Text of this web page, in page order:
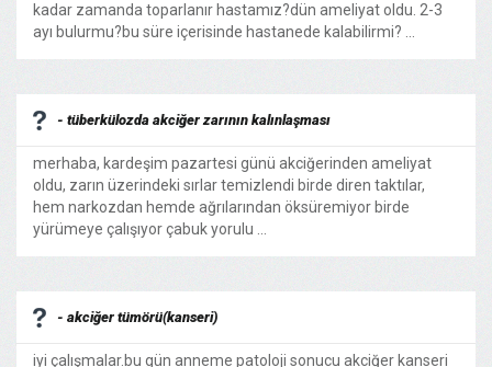
kadar zamanda toparlanır hastamız?dün ameliyat oldu. 2-3
ayı bulurmu?bu süre içerisinde hastanede kalabilirmi? ...
- tüberkülozda akciğer zarının kalınlaşması
merhaba, kardeşim pazartesi günü akciğerinden ameliyat
oldu, zarın üzerindeki sırlar temizlendi birde diren taktılar,
hem narkozdan hemde ağrılarından öksüremiyor birde
yürümeye çalışıyor çabuk yorulu ...
- akciğer tümörü(kanseri)
iyi çalışmalar.bu gün anneme patoloji sonucu akciğer kanseri